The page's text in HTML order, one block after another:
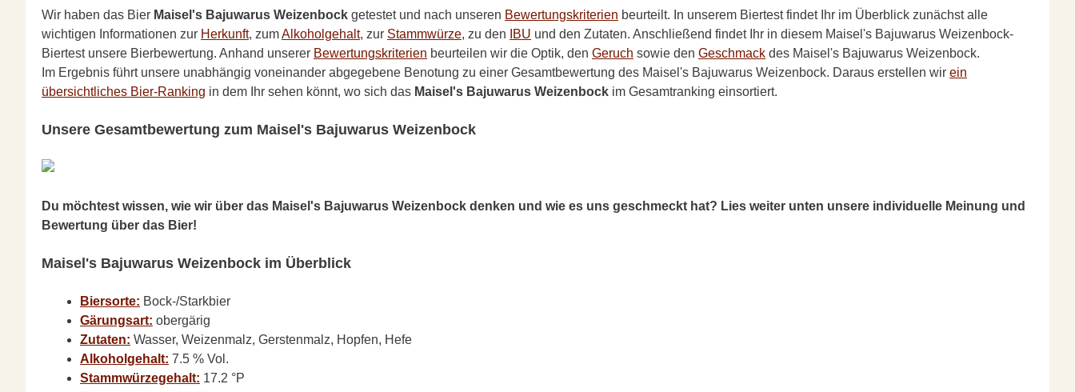
Wir haben das Bier Maisel's Bajuwarus Weizenbock getestet und nach unseren Bewertungskriterien beurteilt. In unserem Biertest findet Ihr im Überblick zunächst alle
wichtigen Informationen zur Herkunft, zumAlkoholgehalt, zur Stammwürze, zu den IBU und den Zutaten. Anschließend findet Ihr in diesem Maisel's Bajuwarus Weizenbock-
Biertest unsere Bierbewertung. Anhand unserer Bewertungskriterien beurteilen wir die Optik, den Geruch sowie den Geschmack des Maisel's Bajuwarus Weizenbock.
Im Ergebnis führt unsere unabhängig voneinander abgegebene Benotung zu einer Gesamtbewertung des Maisel's Bajuwarus Weizenbock. Daraus erstellen wir ein
übersichtliches Bier-Ranking in dem Ihr sehen könnt, wo sich das Maisel's Bajuwarus Weizenbock im Gesamtranking einsortiert.
Unsere Gesamtbewertung zum Maisel's Bajuwarus Weizenbock
Du möchtest wissen, wie wir über das Maisel's Bajuwarus Weizenbock denken und wie es uns geschmeckt hat? Lies weiter unten unsere individuelle Meinung und
Bewertung über das Bier!
Maisel's Bajuwarus Weizenbock im Überblick
Biersorte: Bock-/Starkbier
Gärungsart: obergärig
Zutaten: Wasser, Weizenmalz, Gerstenmalz, Hopfen, Hefe
Alkoholgehalt: 7.5 % Vol.
Stammwürzegehalt: 17.2 °P